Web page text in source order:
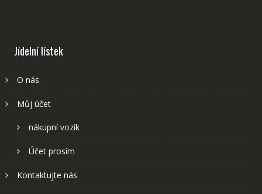
Jídelní lístek
O nás
Můj účet
nákupní vozík
Účet prosím
Kontaktujte nás